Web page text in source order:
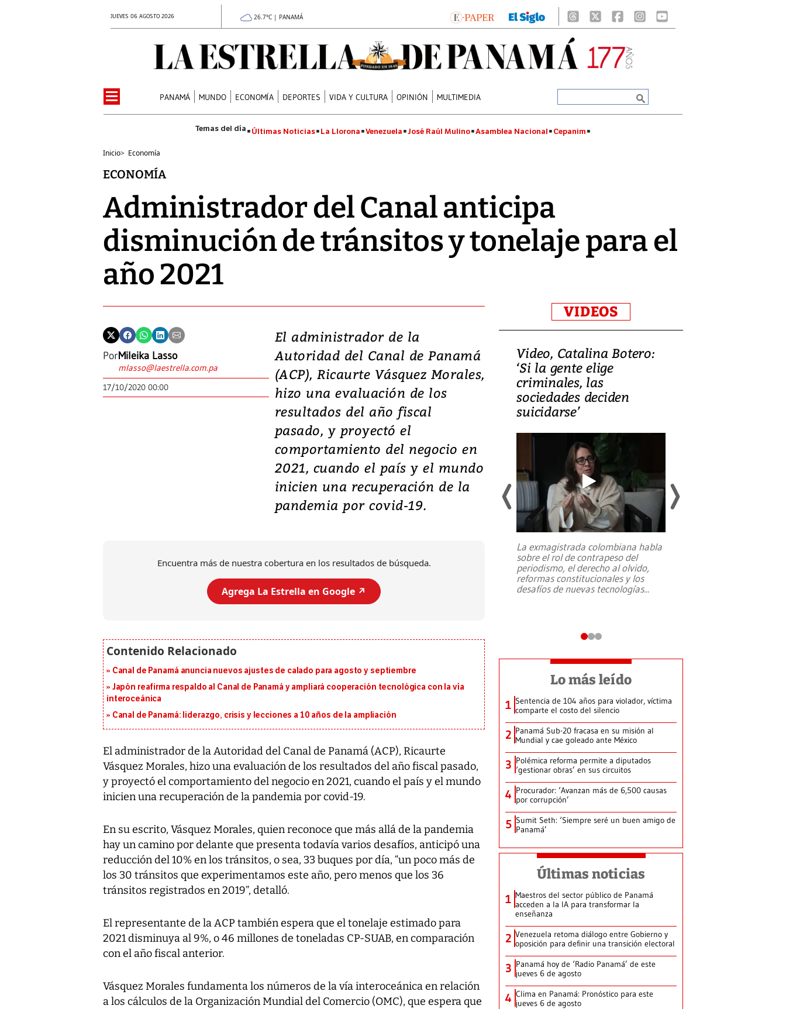
JUEVES 06 AGOSTO 2026 26.7°C | PANAMÁ
PANAMÁ MUNDO ECONOMÍA DEPORTES VIDA Y CULTURA OPINIÓN MULTIMEDIA
Últimas Noticias La Llorona Venezuela José Raúl Mulino Asamblea Nacional Cepanim
Inicio> Economía
ECONOMÍA
Administrador del Canal anticipa
disminución de tránsitos y tonelaje para el
año 2021
PorMileika Lasso
mlasso@laestrella.com.pa
17/10/2020 00:00
El administrador de la
Autoridad del Canal de Panamá
(ACP), Ricaurte Vásquez Morales,
hizo una evaluación de los
resultados del año fiscal
pasado, y proyectó el
comportamiento del negocio en
2021, cuando el país y el mundo
inicien una recuperación de la
pandemia por covid-19.
Encuentra más de nuestra cobertura en los resultados de búsqueda.
Agrega La Estrella en Google ↗️
Canal de Panamá anuncia nuevos ajustes de calado para agosto y septiembre
Japón reafirma respaldo al Canal de Panamá y ampliará cooperación tecnológica con la vía
interoceánica
Canal de Panamá: liderazgo, crisis y lecciones a 10 años de la ampliación
El administrador de la Autoridad del Canal de Panamá (ACP), Ricaurte
Vásquez Morales, hizo una evaluación de los resultados del año fiscal pasado,
y proyectó el comportamiento del negocio en 2021, cuando el país y el mundo
inicien una recuperación de la pandemia por covid-19.
En su escrito, Vásquez Morales, quien reconoce que más allá de la pandemia
hay un camino por delante que presenta todavía varios desafíos, anticipó una
reducción del 10% en los tránsitos, o sea, 33 buques por día, “un poco más de
los 30 tránsitos que experimentamos este año, pero menos que los 36
tránsitos registrados en 2019”, detalló.
El representante de la ACP también espera que el tonelaje estimado para
2021 disminuya al 9%, o 46 millones de toneladas CP-SUAB, en comparación
con el año fiscal anterior.
Vásquez Morales fundamenta los números de la vía interoceánica en relación
a los cálculos de la Organización Mundial del Comercio (OMC), que espera que
VIDEOS
Video, Japón: Terremoto
deja heridos y graves
daños en Kumamoto
Un fuerte terremoto de magnitud
emergencia de gran...
Video, Catalina Botero:
‘Si la gente elige
criminales, las
sociedades deciden
suicidarse’
La exmagistrada colombiana habla
sobre el rol de contrapeso del
periodismo, el derecho al olvido,
reformas constitucionales y los
desafíos de nuevas tecnologías...
Lo más leído
1 Sentencia de 104 años para violador, víctima
comparte el costo del silencio
2 Panamá Sub-20 fracasa en su misión al
Mundial y cae goleado ante México
3 Polémica reforma permite a diputados
‘gestionar obras’ en sus circuitos
4 Procurador: ‘Avanzan más de 6,500 causas
por corrupción’
5 Sumit Seth: ‘Siempre seré un buen amigo de
Panamá’
Últimas noticias
1 Maestros del sector público de Panamá
acceden a la IA para transformar la
enseñanza
2 Venezuela retoma diálogo entre Gobierno y
oposición para definir una transición electoral
3 Panamá hoy de ‘Radio Panamá’ de este
jueves 6 de agosto
4 Clima en Panamá: Pronóstico para este
jueves 6 de agosto